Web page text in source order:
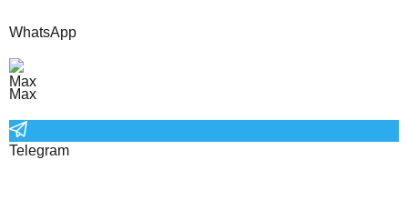
WhatsApp
Max
Telegram